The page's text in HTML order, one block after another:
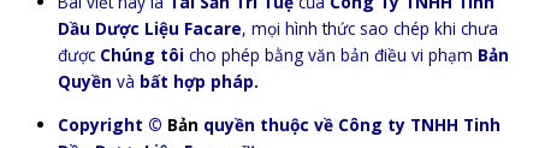
Dầu Dược Liệu Facare, mọi hình thức sao chép khi chưa
được Chúng tôi cho phép bằng văn bản điều vi phạm Bản
Quyền và bất hợp pháp.
Copyright © Bản quyền thuộc về Công ty TNHH Tinh